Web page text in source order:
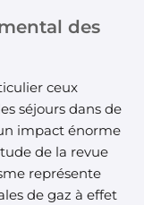
des
ceux
séjours dans de
impact énorme
de la revue
représente
de gaz à effet